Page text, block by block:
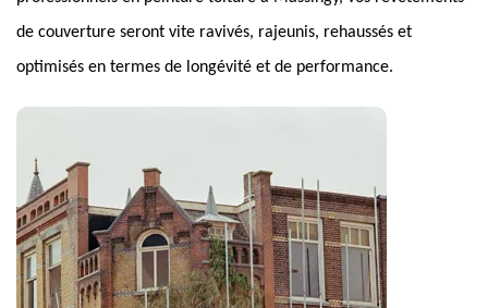
de couverture seront vite ravivés, rajeunis, rehaussés et
optimisés en termes de longévité et de performance.